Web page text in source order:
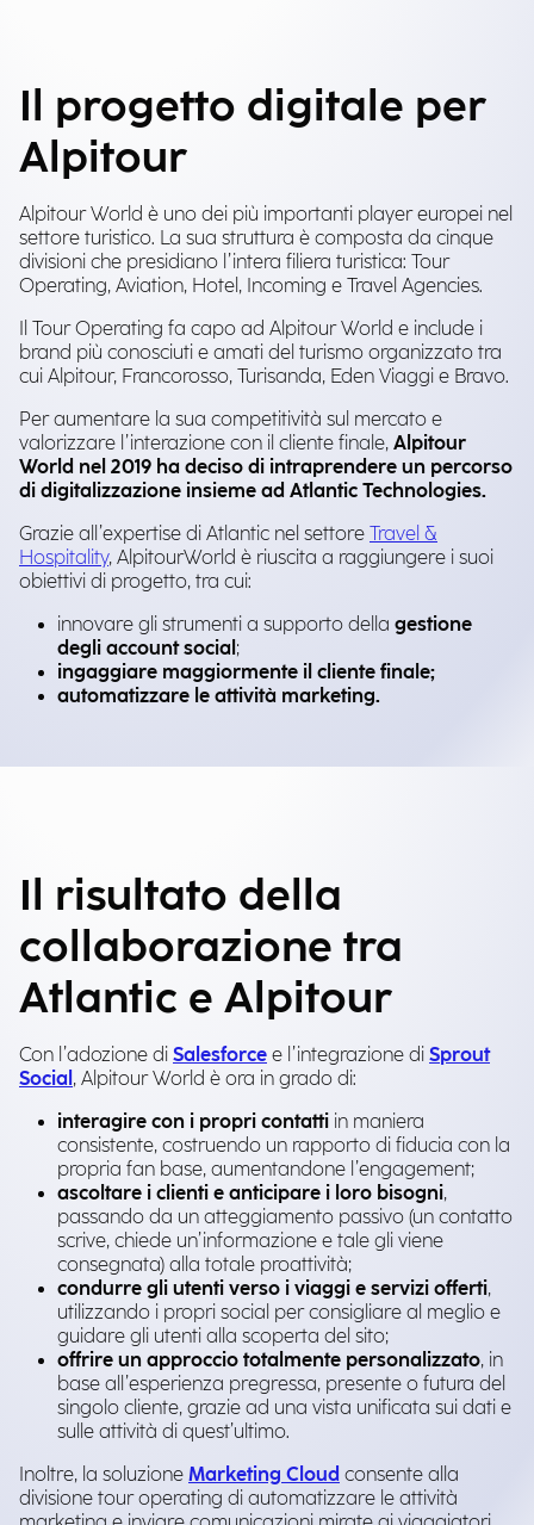
Il progetto digitale per
Alpitour
Alpitour World è uno dei più importanti player europei nel
settore turistico. La sua struttura è composta da cinque
divisioni che presidiano l’intera filiera turistica: Tour
Operating, Aviation, Hotel, Incoming e Travel Agencies.
Il Tour Operating fa capo ad Alpitour World e include i
brand più conosciuti e amati del turismo organizzato tra
cui Alpitour, Francorosso, Turisanda, Eden Viaggi e Bravo.
Per aumentare la sua competitività sul mercato e
valorizzare l’interazione con il cliente finale, Alpitour
World nel 2019 ha deciso di intraprendere un percorso
di digitalizzazione insieme ad Atlantic Technologies.
Grazie all’expertise di Atlantic nel settore Travel &
Hospitality, AlpitourWorld è riuscita a raggiungere i suoi
obiettivi di progetto, tra cui:
innovare gli strumenti a supporto della gestione
degli account social ;
ingaggiare maggiormente il cliente finale;
automatizzare le attività marketing.
Il risultato della
collaborazione tra
Atlantic e Alpitour
Con l’adozione di Salesforce e l’integrazione di Sprout
Social , Alpitour World è ora in grado di:
interagire con i propri contatti in maniera
consistente, costruendo un rapporto di fiducia con la
propria fan base, aumentandone l’engagement;
ascoltare i clienti e anticipare i loro bisogni,
passando da un atteggiamento passivo (un contatto
scrive, chiede un’informazione e tale gli viene
consegnata) alla totale proattività;
condurre gli utenti verso i viaggi e servizi offerti,
utilizzando i propri social per consigliare al meglio e
guidare gli utenti alla scoperta del sito;
offrire un approccio totalmente personalizzato, in
base all’esperienza pregressa, presente o futura del
singolo cliente, grazie ad una vista unificata sui dati e
sulle attività di quest’ultimo.
Inoltre, la soluzione Marketing Cloud consente alla
divisione tour operating di automatizzare le attività